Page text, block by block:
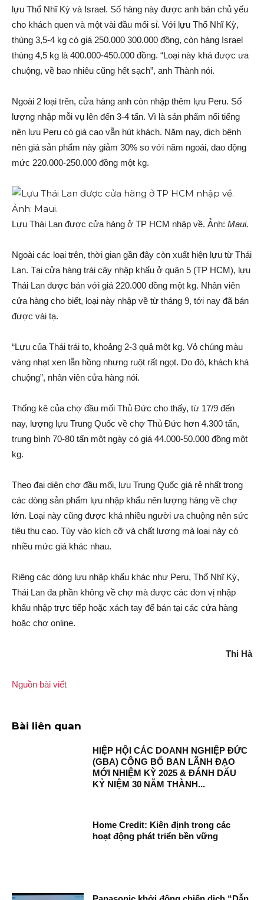
lựu Thổ Nhĩ Kỳ và Israel. Số hàng này được anh bán chủ yếu
cho khách quen và một vài đầu mối sỉ. Với lựu Thổ Nhĩ Kỳ,
thùng 3,5-4 kg có giá 250.000 300.000 đồng, còn hàng Israel
thùng 4,5 kg là 400.000-450.000 đồng. “Loại này khá được ưa
chuộng, về bao nhiêu cũng hết sạch”, anh Thành nói.
Ngoài 2 loại trên, cửa hàng anh còn nhập thêm lựu Peru. Số
lượng nhập mỗi vụ lên đến 3-4 tấn. Vì là sản phẩm nổi tiếng
nên lựu Peru có giá cao vẫn hút khách. Năm nay, dịch bệnh
nên giá sản phẩm này giảm 30% so với năm ngoái, dao động
mức 220.000-250.000 đồng một kg.
Lựu Thái Lan được cửa hàng ở TP HCM nhập về. Ảnh: Maui.
Ngoài các loại trên, thời gian gần đây còn xuất hiện lựu từ Thái
Lan. Tại cửa hàng trái cây nhập khẩu ở quận 5 (TP HCM), lựu
Thái Lan được bán với giá 220.000 đồng một kg. Nhân viên
cửa hàng cho biết, loại này nhập về từ tháng 9, tới nay đã bán
được vài tạ.
“Lựu của Thái trái to, khoảng 2-3 quả một kg. Vỏ chúng màu
vàng nhạt xen lẫn hồng nhưng ruột rất ngọt. Do đó, khách khá
chuộng”, nhân viên cửa hàng nói.
Thống kê của chợ đầu mối Thủ Đức cho thấy, từ 17/9 đến
nay, lượng lựu Trung Quốc về chợ Thủ Đức hơn 4.300 tấn,
trung bình 70-80 tấn một ngày có giá 44.000-50.000 đồng một
kg.
Theo đại diện chợ đầu mối, lựu Trung Quốc giá rẻ nhất trong
các dòng sản phẩm lựu nhập khẩu nên lượng hàng về chợ
lớn. Loại này cũng được khá nhiều người ưa chuộng nên sức
tiêu thụ cao. Tùy vào kích cỡ và chất lượng mà loại này có
nhiều mức giá khác nhau.
Riêng các dòng lựu nhập khẩu khác như Peru, Thổ Nhĩ Kỳ,
Thái Lan đa phần không về chợ mà được các đơn vị nhập
khẩu nhập trực tiếp hoặc xách tay để bán tại các cửa hàng
hoặc chợ online.
Thi Hà
Nguồn bài viết
Bài liên quan
HIỆP HỘI CÁC DOANH NGHIỆP ĐỨC
(GBA) CÔNG BỐ BAN LÃNH ĐẠO
MỚI NHIỆM KỲ 2025 & ĐÁNH DẤU
KỶ NIỆM 30 NĂM THÀNH...
Home Credit: Kiên định trong các
hoạt động phát triển bền vững